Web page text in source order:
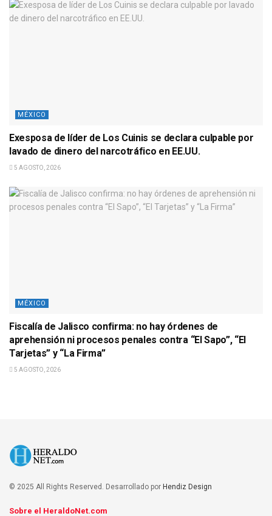
MÉXICO
Exesposa de líder de Los Cuinis se declara culpable por
lavado de dinero del narcotráfico en EE.UU.
5 AGOSTO, 2026
MÉXICO
Fiscalía de Jalisco confirma: no hay órdenes de
aprehensión ni procesos penales contra “El Sapo”, “El
Tarjetas” y “La Firma”
5 AGOSTO, 2026
© 2025 All Rights Reserved. Desarrollado por Hendiz Design
Sobre el HeraldoNet.com